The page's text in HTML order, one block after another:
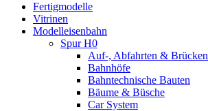
Fertigmodelle
Vitrinen
Modelleisenbahn
Spur H0
Auf-, Abfahrten & Brücken
Bahnhöfe
Bahntechnische Bauten
Bäume & Büsche
Car System